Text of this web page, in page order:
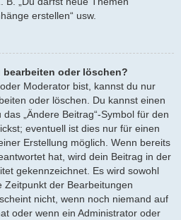
erstellen“ usw.
oder löschen?
Moderator bist, kannst du nur
oder löschen. Du kannst einen
„Ändere Beitrag“-Symbol für den
eventuell ist dies nur für einen
Erstellung möglich. Wenn bereits
hat, wird dein Beitrag in der
gekennzeichnet. Es wird sowohl
Zeitpunkt der Bearbeitungen
nicht, wenn noch niemand auf
oder wenn ein Administrator oder